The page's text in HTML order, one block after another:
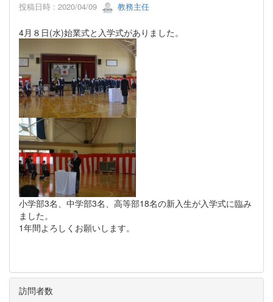
投稿日時 : 2020/04/09 教務主任
4月８日(水)始業式と入学式がありました。
小学部3名、中学部3名、高等部18名の新入生が入学式に臨み
ました。
1年間よろしくお願いします。
訪問者数